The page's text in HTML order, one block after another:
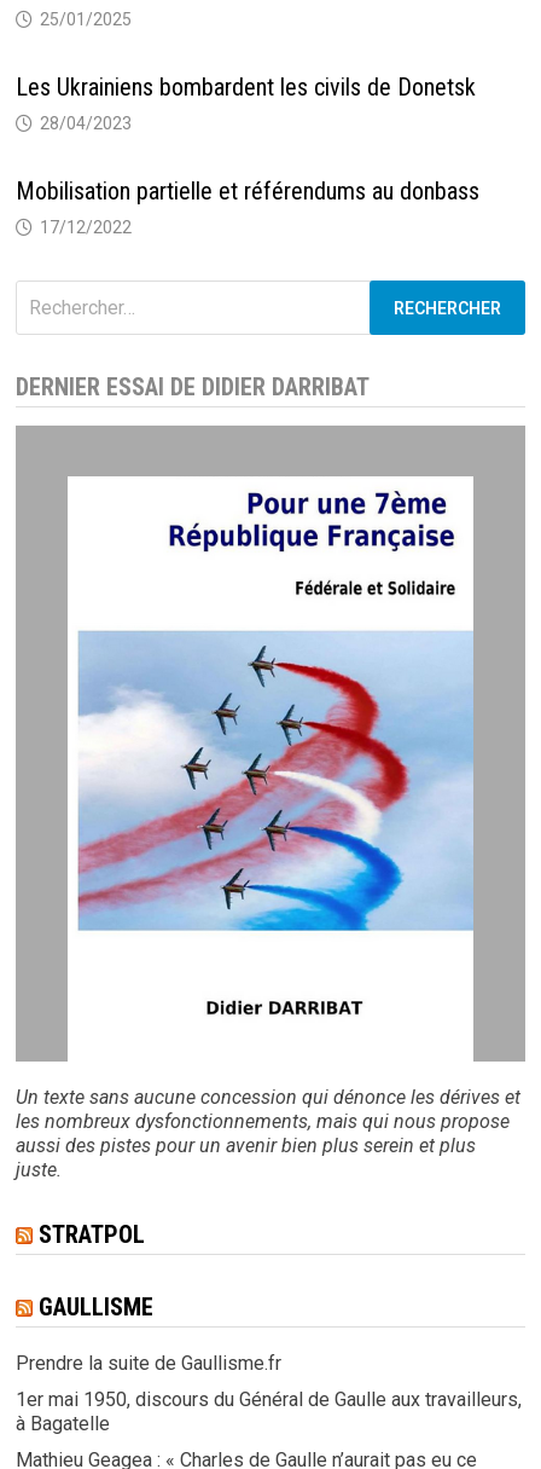
25/01/2025
Les Ukrainiens bombardent les civils de Donetsk
28/04/2023
Mobilisation partielle et référendums au donbass
17/12/2022
DERNIER ESSAI DE DIDIER DARRIBAT
Un texte sans aucune concession qui dénonce les dérives et
les nombreux dysfonctionnements, mais qui nous propose
aussi des pistes pour un avenir bien plus serein et plus
juste.
STRATPOL
GAULLISME
Prendre la suite de Gaullisme.fr
1er mai 1950, discours du Général de Gaulle aux travailleurs,
à Bagatelle
Mathieu Geagea : « Charles de Gaulle n’aurait pas eu ce